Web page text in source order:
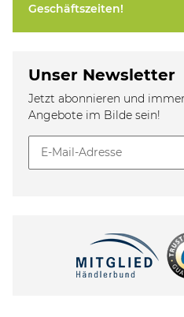
Geschäftszeiten!
Unser Newsletter
Jetzt abonnieren und
Angebote im Bilde sein!